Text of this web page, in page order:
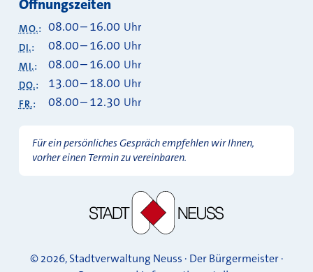
Öffnungszeiten
MO.: 08.00–16.00 Uhr
DI.: 08.00–16.00 Uhr
MI.: 08.00–16.00 Uhr
DO.: 13.00–18.00 Uhr
FR.: 08.00–12.30 Uhr
Für ein persönliches Gespräch empfehlen wir Ihnen,
vorher einen Termin zu vereinbaren.
© 2026, Stadtverwaltung Neuss · Der Bürgermeister ·